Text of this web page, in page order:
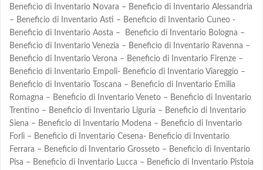
Beneficio di Inventario Novara – Beneficio di Inventario Alessandria
– Beneficio di Inventario Asti – Beneficio di Inventario Cuneo -
Beneficio di Inventario Aosta – Beneficio di Inventario Bologna –
Beneficio di Inventario Venezia – Beneficio di Inventario Ravenna –
Beneficio di Inventario Verona – Beneficio di Inventario Firenze –
Beneficio di Inventario Empoli- Beneficio di Inventario Viareggio –
Beneficio di Inventario Toscana – Beneficio di Inventario Emilia
Romagna – Beneficio di Inventario Veneto – Beneficio di Inventario
Trentino – Beneficio di Inventario Liguria – Beneficio di Inventario
Siena – Beneficio di Inventario Modena – Beneficio di Inventario
Forlì – Beneficio di Inventario Cesena- Beneficio di Inventario
Ferrara – Beneficio di Inventario Grosseto – Beneficio di Inventario
Pisa – Beneficio di Inventario Lucca – Beneficio di Inventario Pistoia